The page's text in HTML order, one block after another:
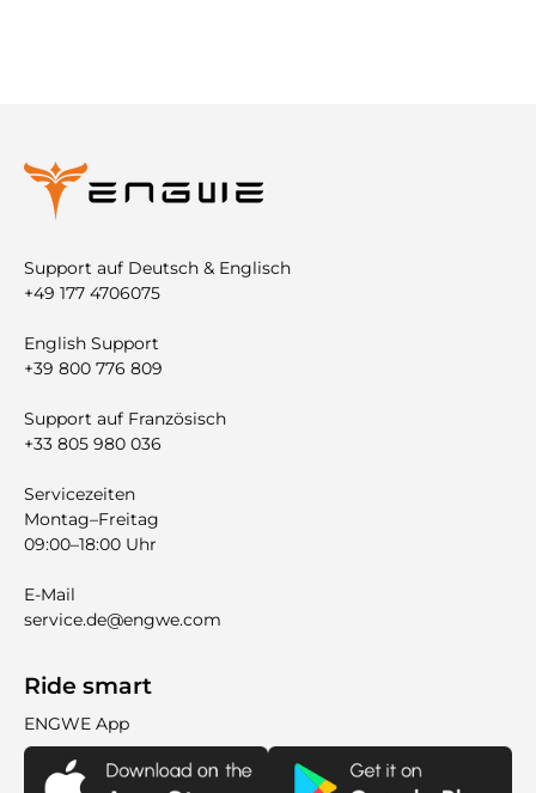
Support auf Deutsch & Englisch
+49 177 4706075
English Support
+39 800 776 809
Support auf Französisch
+33 805 980 036
Servicezeiten
Montag–Freitag
09:00–18:00 Uhr
E-Mail
service.de@engwe.com
Ride smart
ENGWE App